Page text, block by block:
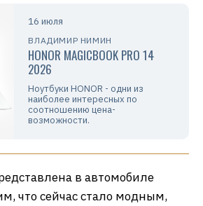
16 июля
ВЛАДИМИР НИМИН
HONOR MAGICBOOK PRO 14
2026
Ноутбуки HONOR - одни из
наиболее интересных по
соотношению цена-
возможности.
в автомобиле
что сейчас стало модным,